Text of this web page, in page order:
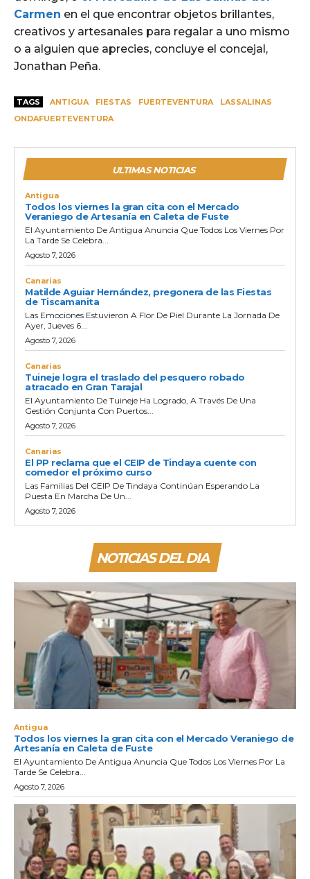
Carmen en el que encontrar objetos brillantes,
creativos y artesanales para regalar a uno mismo
o a alguien que aprecies, concluye el concejal,
Jonathan Peña.
TAGS ANTIGUA FIESTAS FUERTEVENTURA
LASSALINAS
ONDAFUERTEVENTURA
ULTIMAS NOTICIAS
Antigua
Todos los viernes la gran cita con el Mercado
Veraniego de Artesanía en Caleta de Fuste
El Ayuntamiento De Antigua Anuncia Que Todos Los Viernes Por
La Tarde Se Celebra...
Agosto 7, 2026
Canarias
Matilde Aguiar Hernández, pregonera de las Fiestas
de Tiscamanita
Las Emociones Estuvieron A Flor De Piel Durante La Jornada De
Ayer, Jueves 6...
Agosto 7, 2026
Canarias
Tuineje logra el traslado del pesquero robado
atracado en Gran Tarajal
El Ayuntamiento De Tuineje Ha Logrado, A Través De Una
Gestión Conjunta Con Puertos...
Agosto 7, 2026
Canarias
El PP reclama que el CEIP de Tindaya cuente con
comedor el próximo curso
Las Familias Del CEIP De Tindaya Continúan Esperando La
Puesta En Marcha De Un...
Agosto 7, 2026
NOTICIAS DEL DIA
Antigua
Todos los viernes la gran cita con el Mercado Veraniego de
Artesanía en Caleta de Fuste
El Ayuntamiento De Antigua Anuncia Que Todos Los Viernes Por La
Tarde Se Celebra...
Agosto 7, 2026